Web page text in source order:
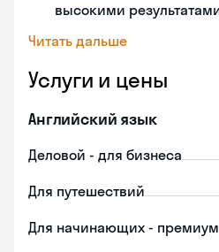
высокими
Читать дальше
Услуги и цены
Английский язык
Деловой - для бизнеса
Для путешествий
Для начинающих - премиум